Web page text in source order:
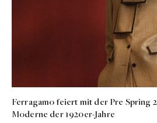
Ferragamo feiert mit der Pre Spring
Moderne der 1920er-Jahre